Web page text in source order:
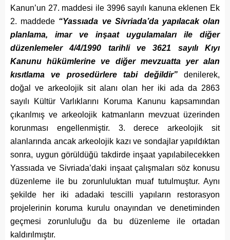
Kanun’un 27. maddesi ile 3996 sayılı kanuna eklenen Ek
2. maddede “Yassıada ve Sivriada’da yapılacak olan
planlama, imar ve inşaat uygulamaları ile diğer
düzenlemeler 4/4/1990 tarihli ve 3621 sayılı Kıyı
Kanunu hükümlerine ve diğer mevzuatta yer alan
kısıtlama ve prosedürlere tabi değildir” denilerek,
doğal ve arkeolojik sit alanı olan her iki ada da 2863
sayılı Kültür Varlıklarını Koruma Kanunu kapsamından
çıkarılmış ve arkeolojik katmanların mevzuat üzerinden
korunması engellenmiştir. 3. derece arkeolojik sit
alanlarında ancak arkeolojik kazı ve sondajlar yapıldıktan
sonra, uygun görüldüğü takdirde inşaat yapılabilecekken
Yassıada ve Sivriada’daki inşaat çalışmaları söz konusu
düzenleme ile bu zorunluluktan muaf tutulmuştur. Aynı
şekilde her iki adadaki tescilli yapıların restorasyon
projelerinin koruma kurulu onayından ve denetiminden
geçmesi zorunluluğu da bu düzenleme ile ortadan
kaldırılmıştır.